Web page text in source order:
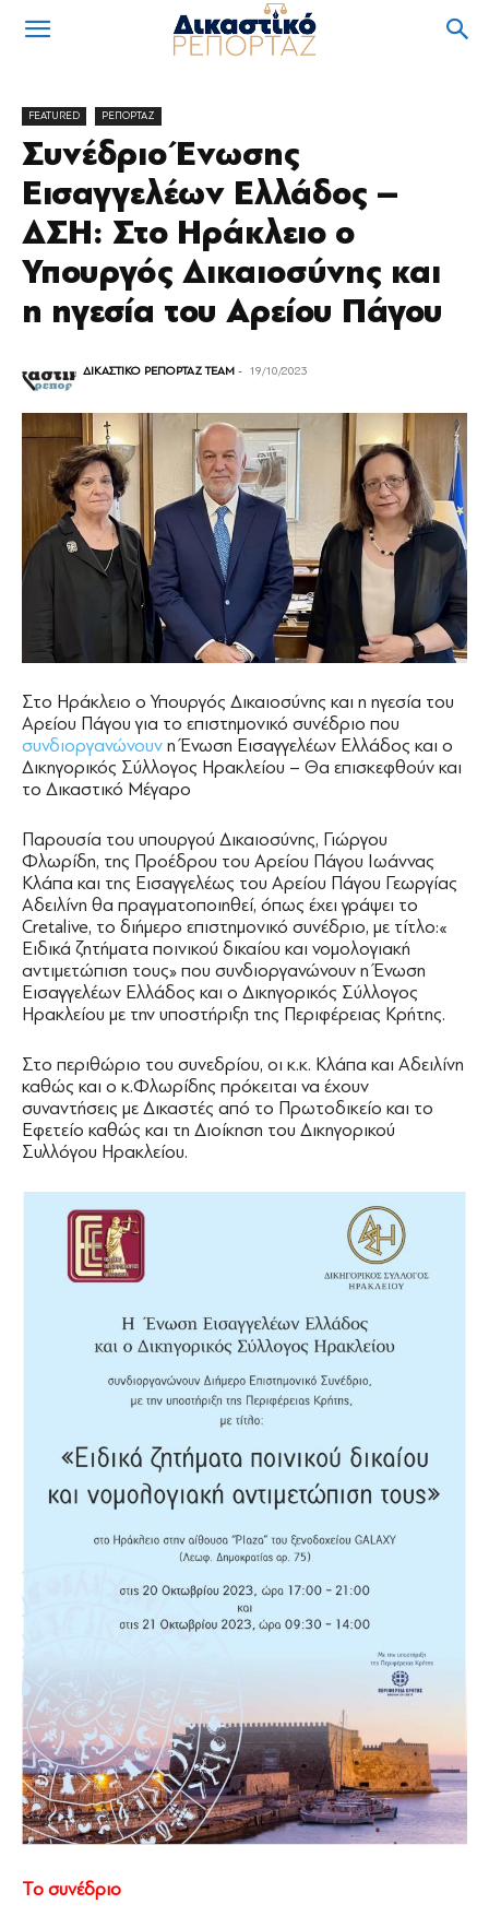
FEATURED ΡΕΠΟΡΤΑΖ
Συνέδριο Ένωσης
Εισαγγελέων Ελλάδος –
ΔΣΗ: Στο Ηράκλειο ο
Υπουργός Δικαιοσύνης και
η ηγεσία του Αρείου Πάγου
ΔΙΚΑΣΤΙΚΟ ΡΕΠΟΡΤΑΖ TEAM - 19/10/2023
Στο Ηράκλειο ο Υπουργός Δικαιοσύνης και η ηγεσία του
Αρείου Πάγου για το επιστημονικό συνέδριο που
συνδιοργανώνουν η Ένωση Εισαγγελέων Ελλάδος και ο
Δικηγορικός Σύλλογος Ηρακλείου – Θα επισκεφθούν και
το Δικαστικό Μέγαρο
Παρουσία του υπουργού Δικαιοσύνης, Γιώργου
Φλωρίδη, της Προέδρου του Αρείου Πάγου Ιωάννας
Κλάπα και της Εισαγγελέως του Αρείου Πάγου Γεωργίας
Αδειλίνη θα πραγματοποιηθεί, όπως έχει γράψει το
Cretalive, το διήμερο επιστημονικό συνέδριο, με τίτλο:«
Ειδικά ζητήματα ποινικού δικαίου και νομολογιακή
αντιμετώπιση τους» που συνδιοργανώνουν η Ένωση
Εισαγγελέων Ελλάδος και ο Δικηγορικός Σύλλογος
Ηρακλείου με την υποστήριξη της Περιφέρειας Κρήτης.
Στο περιθώριο του συνεδρίου, οι κ.κ. Κλάπα και Αδειλίνη
καθώς και ο κ.Φλωρίδης πρόκειται να έχουν
συναντήσεις με Δικαστές από το Πρωτοδικείο και το
Εφετείο καθώς και τη Διοίκηση του Δικηγορικού
Συλλόγου Ηρακλείου.
Το συνέδριο